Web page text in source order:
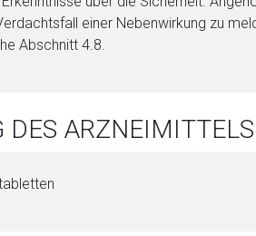
einer Nebenwirkung zu
Abschnitt 4.8.
DES ARZNEIMITTELS